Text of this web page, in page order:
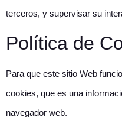
terceros, y supervisar su
Política de
Para que este sitio Web
cookies, que es una
navegador web.